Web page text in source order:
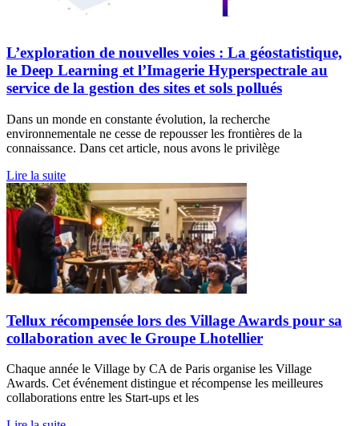
L’exploration de nouvelles voies : La géostatistique,
le Deep Learning et l’Imagerie Hyperspectrale au
service de la gestion des sites et sols pollués
Dans un monde en constante évolution, la recherche
environnementale ne cesse de repousser les frontières de la
connaissance. Dans cet article, nous avons le privilège
Lire la suite
Tellux récompensée lors des Village Awards pour sa
collaboration avec le Groupe Lhotellier
Chaque année le Village by CA de Paris organise les Village
Awards. Cet événement distingue et récompense les meilleures
collaborations entre les Start-ups et les